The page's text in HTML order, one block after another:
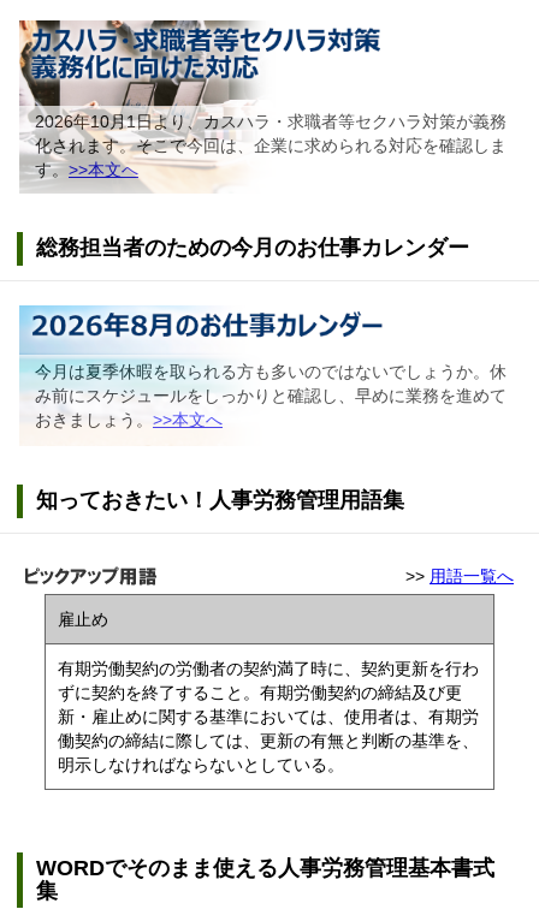
2026年10月1日より、カスハラ・求職者等セクハラ対策が義務
化されます。そこで今回は、企業に求められる対応を確認しま
す。 >>本文へ
総務担当者のための今月のお仕事カレンダー
今月は夏季休暇を取られる方も多いのではないでしょうか。休
み前にスケジュールをしっかりと確認し、早めに業務を進めて
おきましょう。 >>本文へ
知っておきたい！人事労務管理用語集
>> 用語一覧へ
雇止め
有期労働契約の労働者の契約満了時に、契約更新を行わ
ずに契約を終了すること。有期労働契約の締結及び更
新・雇止めに関する基準においては、使用者は、有期労
働契約の締結に際しては、更新の有無と判断の基準を、
明示しなければならないとしている。
WORDでそのまま使える人事労務管理基本書式
集